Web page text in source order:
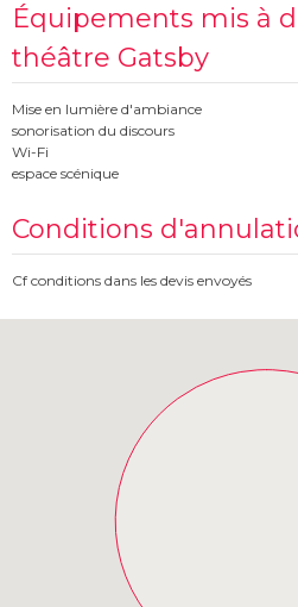
Équipements mis à
théâtre Gatsby
Mise en lumière d'ambiance
sonorisation du discours
Wi-Fi
espace scénique
Conditions
Cf conditions dans les devis envoyés